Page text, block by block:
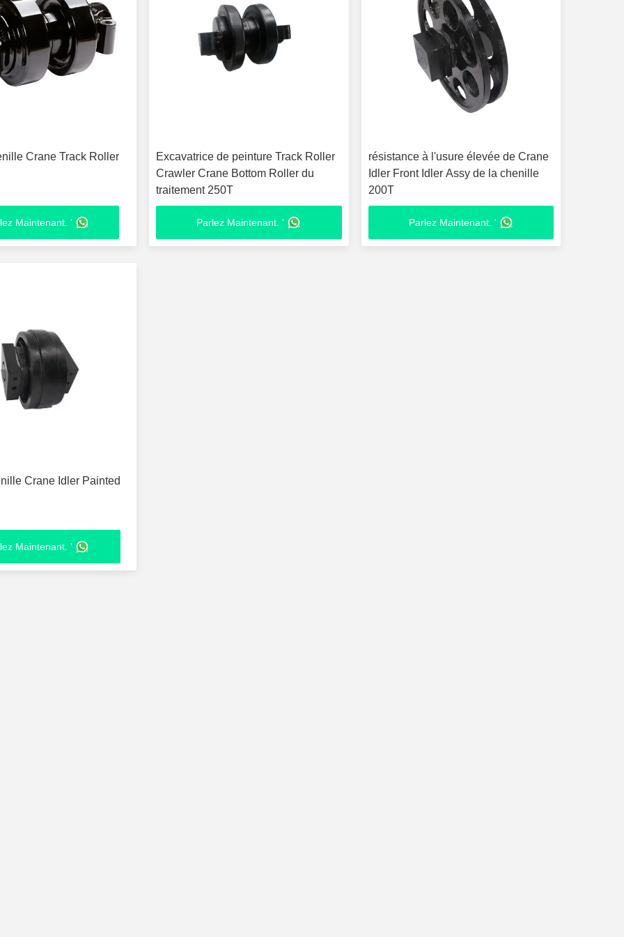
Crane Track Roller
Maintenant. '
Excavatrice de peinture Track Roller
Crawler Crane Bottom Roller du
traitement 250T
Parlez Maintenant. '
résistance à l'usure élevée de Crane
Idler Front Idler Assy de la chenille
200T
Parlez Maintenant. '
Crane Idler Painted
Maintenant. '